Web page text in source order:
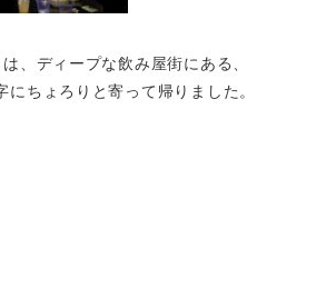
、ディープな飲み屋街にある、
にちょろりと寄って帰りました。